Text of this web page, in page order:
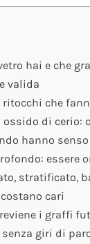
hai e che
valida
che
di cerio:
hanno
essere
stratificato,
cari
i graffi
giri di